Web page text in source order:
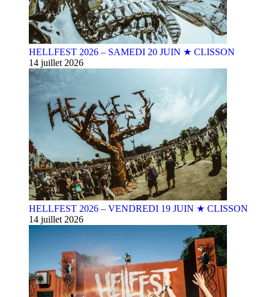
HELLFEST 2026 – SAMEDI 20 JUIN ★ CLISSON
14 juillet 2026
HELLFEST 2026 – VENDREDI 19 JUIN ★ CLISSON
14 juillet 2026